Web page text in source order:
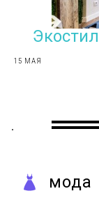
15 МАЯ
мода